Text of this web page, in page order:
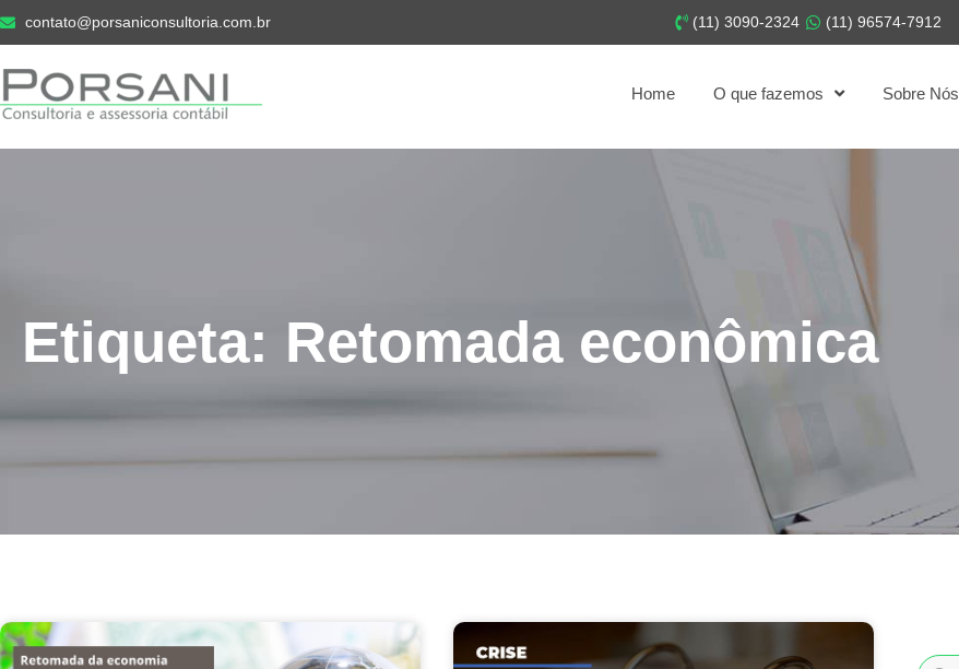
contato@porsaniconsultoria.com.br (11) 3090-2324 (11) 96574-7912
Home O que fazemos Sobre Nós
Etiqueta: Retomada econômica